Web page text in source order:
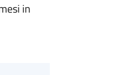
in